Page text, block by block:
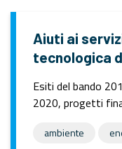
Aiuti ai
tecnologica
Esiti del bando
2020, progetti
ambiente